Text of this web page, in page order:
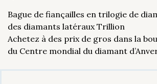
Bague de fiançailles en trilogie de
des diamants latéraux Trillion
Achetez à des prix de gros dans la
du Centre mondial du diamant